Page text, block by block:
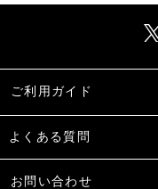
ご利用ガイド
よくある質問
お問い合わせ